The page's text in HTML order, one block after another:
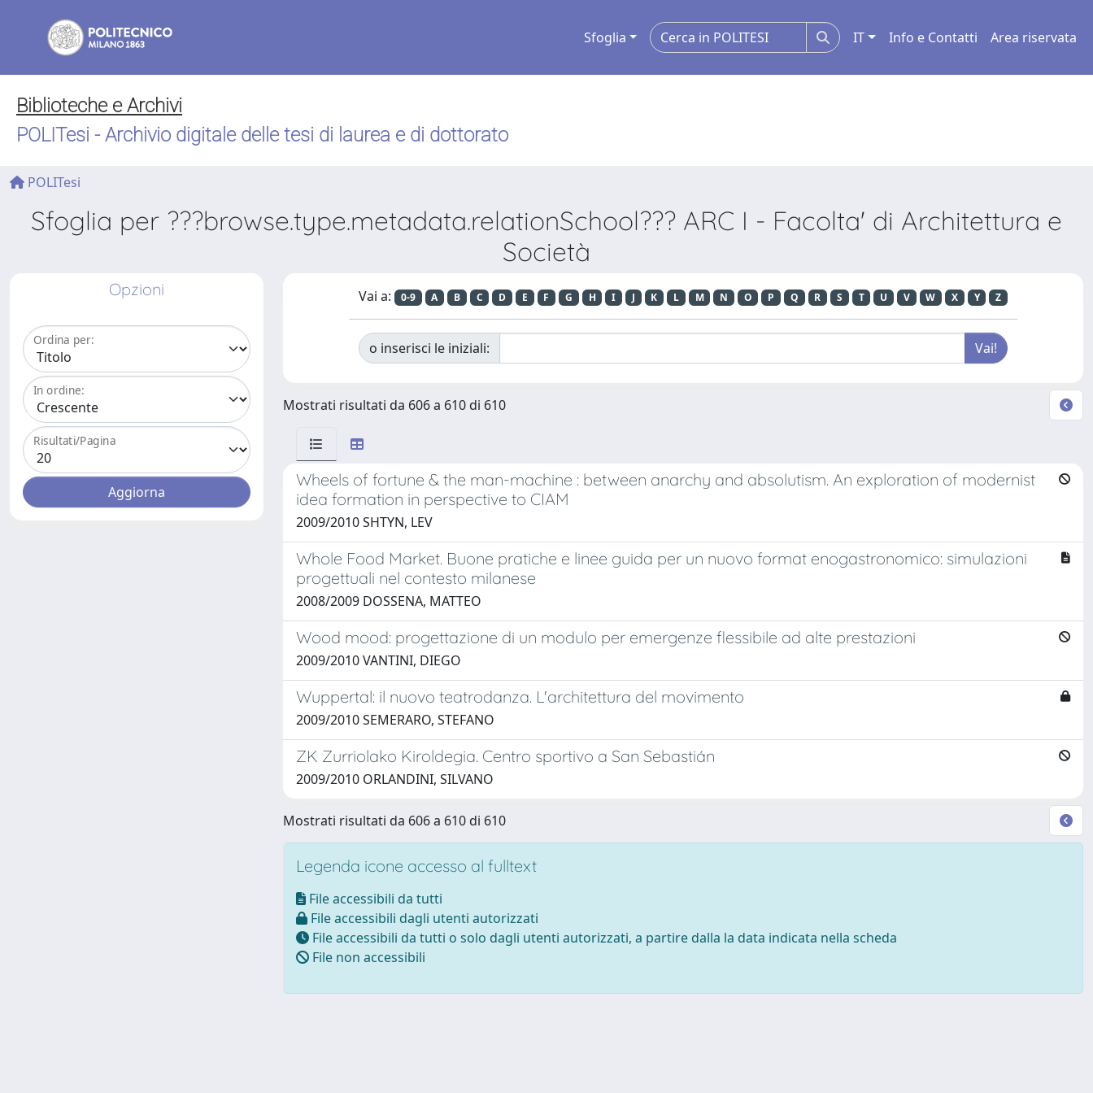
Sfoglia IT Info e Contatti Area riservata
Biblioteche e Archivi
POLITesi - Archivio digitale delle tesi di laurea e di dottorato
POLITesi
Sfoglia per ???browse.type.metadata.relationSchool??? ARC I - Facolta' di Architettura e
Società
Opzioni
Ordina per:
In ordine:
Risultati/Pagina
Vai a: 0-9 A B C D E F G H I J K L M N O P Q R S T U V W X Y Z
o inserisci le iniziali:
Mostrati risultati da 606 a 610 di 610
Wheels of fortune & the man-machine : between anarchy and absolutism. An exploration of modernist
idea formation in perspective to CIAM
2009/2010 SHTYN, LEV
Whole Food Market. Buone pratiche e linee guida per un nuovo format enogastronomico: simulazioni
progettuali nel contesto milanese
2008/2009 DOSSENA, MATTEO
Wood mood: progettazione di un modulo per emergenze flessibile ad alte prestazioni
2009/2010 VANTINI, DIEGO
Wuppertal: il nuovo teatrodanza. L'architettura del movimento
2009/2010 SEMERARO, STEFANO
ZK Zurriolako Kiroldegia. Centro sportivo a San Sebastián
2009/2010 ORLANDINI, SILVANO
Mostrati risultati da 606 a 610 di 610
Legenda icone accesso al fulltext
File accessibili da tutti
File accessibili dagli utenti autorizzati
File accessibili da tutti o solo dagli utenti autorizzati, a partire dalla la data indicata nella scheda
File non accessibili